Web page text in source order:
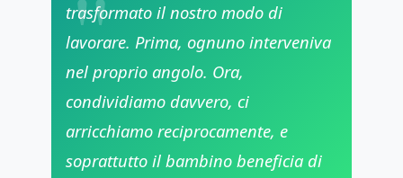
trasformato il nostro modo di
lavorare. Prima, ognuno interveniva
nel proprio angolo. Ora,
condividiamo davvero, ci
arricchiamo reciprocamente, e
soprattutto il bambino beneficia di